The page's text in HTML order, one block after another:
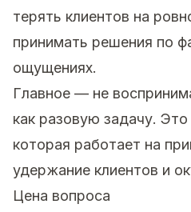
терять клиентов на
принимать решения по
ощущениях.
Главное — не
как разовую задачу.
которая работает на
удержание клиентов и
Цена вопроса